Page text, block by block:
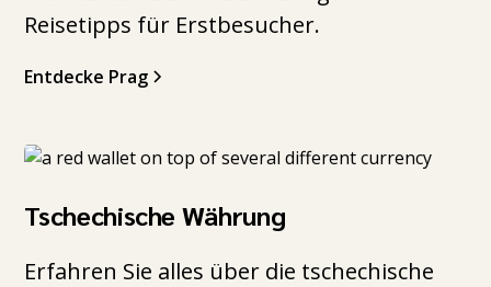
Reisetipps für Erstbesucher.
Entdecke Prag
Tschechische Währung
Erfahren Sie alles über die tschechische